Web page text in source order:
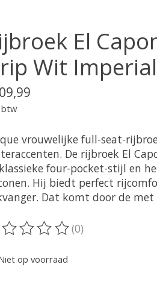
El
Wit
btw
vrouwelijke full-seat-
De rijbroek El
four-pocket-stijl en
Hij biedt perfect
Dat komt door de met
beoordeling van dit product is
(0)
op voorraad